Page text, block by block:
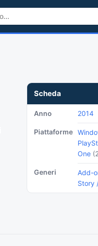
Scheda
Anno 2014
Piattaforme
One
Generi Add-
Story